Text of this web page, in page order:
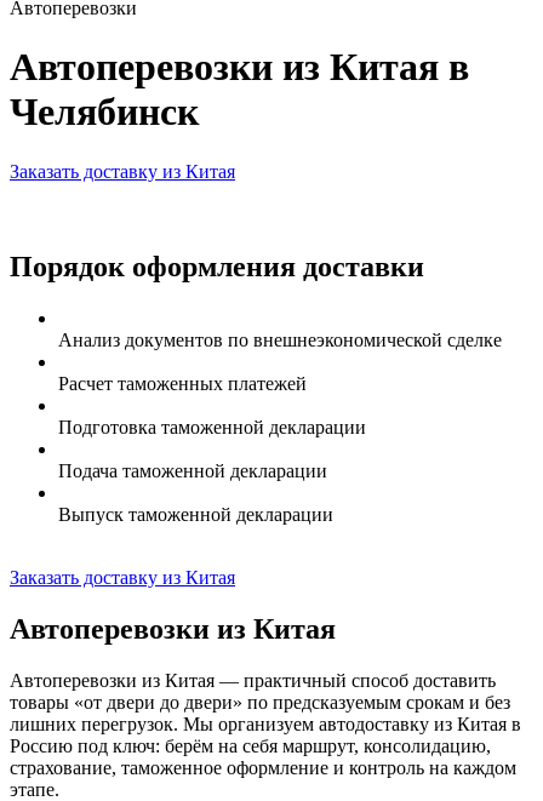
Автоперевозки
Автоперевозки из Китая в
Челябинск
Заказать доставку из Китая
Порядок оформления доставки
Анализ документов по внешнеэкономической сделке
Расчет таможенных платежей
Подготовка таможенной декларации
Подача таможенной декларации
Выпуск таможенной декларации
Заказать доставку из Китая
Автоперевозки из Китая
Автоперевозки из Китая — практичный способ доставить
товары «от двери до двери» по предсказуемым срокам и без
лишних перегрузок. Мы организуем автодоставку из Китая в
Россию под ключ: берём на себя маршрут, консолидацию,
страхование, таможенное оформление и контроль на каждом
этапе.